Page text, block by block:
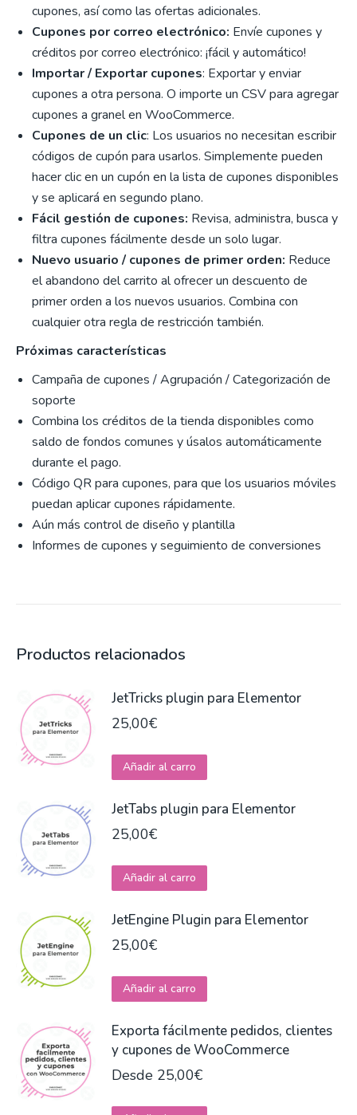
cupones, así como las ofertas adicionales.
Cupones por correo electrónico: Envíe cupones y
créditos por correo electrónico: ¡fácil y automático!
Importar / Exportar cupones: Exportar y enviar
cupones a otra persona. O importe un CSV para agregar
cupones a granel en WooCommerce.
Cupones de un clic: Los usuarios no necesitan escribir
códigos de cupón para usarlos. Simplemente pueden
hacer clic en un cupón en la lista de cupones disponibles
y se aplicará en segundo plano.
Fácil gestión de cupones: Revisa, administra, busca y
filtra cupones fácilmente desde un solo lugar.
Nuevo usuario / cupones de primer orden: Reduce
el abandono del carrito al ofrecer un descuento de
primer orden a los nuevos usuarios. Combina con
cualquier otra regla de restricción también.
Próximas características
Campaña de cupones / Agrupación / Categorización de
soporte
Combina los créditos de la tienda disponibles como
saldo de fondos comunes y úsalos automáticamente
durante el pago.
Código QR para cupones, para que los usuarios móviles
puedan aplicar cupones rápidamente.
Aún más control de diseño y plantilla
Informes de cupones y seguimiento de conversiones
Productos relacionados
JetTricks plugin para Elementor
25,00€
Añadir al carro
JetTabs plugin para Elementor
25,00€
Añadir al carro
JetEngine Plugin para Elementor
25,00€
Añadir al carro
Exporta fácilmente pedidos, clientes
y cupones de WooCommerce
Desde 25,00€